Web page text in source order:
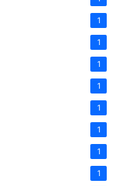
1
1
1
1
1
1
1
1